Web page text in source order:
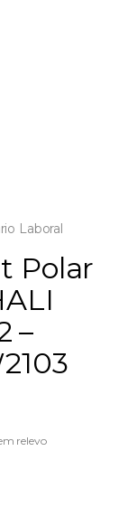
Laboral
Polar
–
relevo